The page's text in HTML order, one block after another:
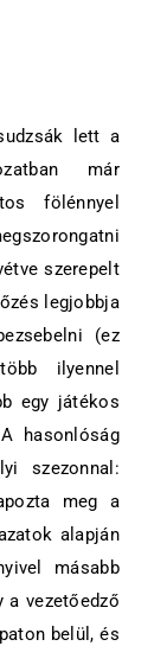
lett a
már
fölénnyel
szerepelt
legjobbja
(ez
ilyennel
egy játékos
hasonlóság
szezonnal:
meg a
alapján
másabb
vezetőedző
belül, és